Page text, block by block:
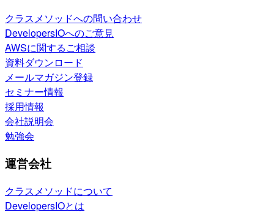
クラスメソッドへの問い合わせ
DevelopersIOへのご意見
AWSに関するご相談
資料ダウンロード
メールマガジン登録
セミナー情報
採用情報
会社説明会
勉強会
運営会社
クラスメソッドについて
DevelopersIOとは